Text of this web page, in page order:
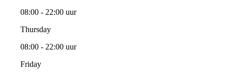
08:00 - 22:00 uur
Thursday
08:00 - 22:00 uur
Friday